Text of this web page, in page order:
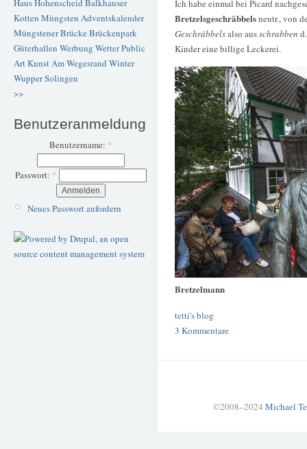
Haus Hohenscheid Balkhauser
Kotten Müngsten Adventskalender
Müngstener BrückeBrückenpark
Güterhallen Werbung WetterPublic
ArtKunstAm Wegesrand Winter
WupperSolingen
>>
Benutzeranmeldung
Benutzername: *
Passwort: *
Neues Passwort anfordern
Ich habe einmal bei Picard
Bretzelsgeschräbbelsneutr., von
Geschräbbelsalso ausschrabben
Kinder eine billige Leckerei.
Bretzelmann
tetti's blog
3 Kommentare
©2008–2024 Michael